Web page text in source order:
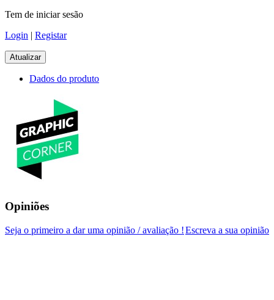
Tem de iniciar sesão
Login | Registar
Dados do produto
Opiniões
Escreva a sua opinião
Seja o primeiro a dar uma opinião / avaliação !